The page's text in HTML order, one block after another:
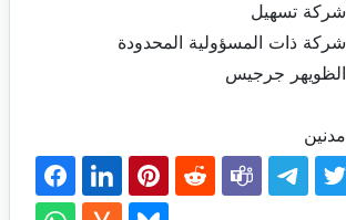
شركة تسهيل
شركة ذات المسؤولية المحدودة
الظويهر جرجيس
مدنين